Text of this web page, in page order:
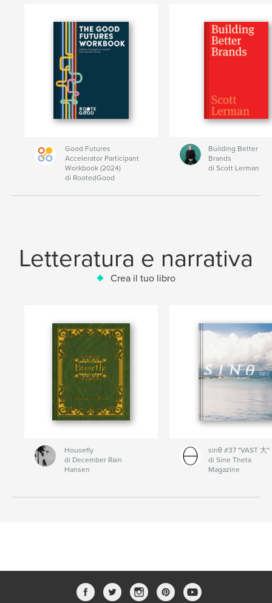
Good Futures
Accelerator Participant
Workbook (2024)
di RootedGood
Building Better
Brands
di Scott Lerman
Letteratura e narrativa
Crea il tuo libro
Housefly
di December Rain
Hansen
sinθ #37 "VAST 大"
di Sine Theta
Magazine